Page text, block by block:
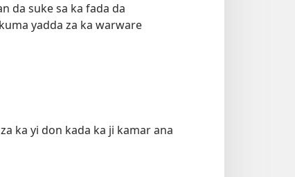
da suke sa ka fada da
yadda za ka warware
ka yi don kada ka ji kamar ana